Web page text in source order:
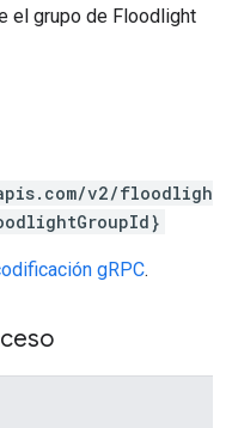
el grupo de Floodlight
v2/floodligh
gRPC.